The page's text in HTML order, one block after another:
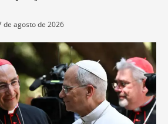
de agosto de 2026